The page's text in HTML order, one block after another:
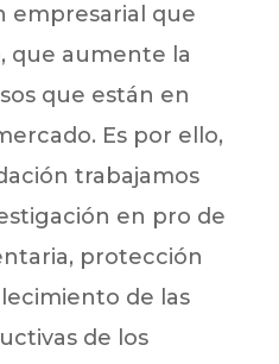
empresarial que
que aumente la
que están en
Es por ello,
trabajamos
en pro de
protección
de las
de los